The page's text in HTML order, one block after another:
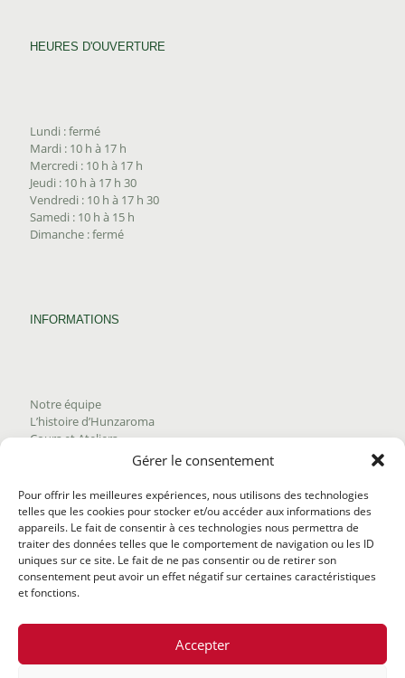
Gérer le consentement
Pour offrir les meilleures expériences, nous utilisons des technologies
telles que les cookies pour stocker et/ou accéder aux informations des
appareils. Le fait de consentir à ces technologies nous permettra de
traiter des données telles que le comportement de navigation ou les ID
uniques sur ce site. Le fait de ne pas consentir ou de retirer son
consentement peut avoir un effet négatif sur certaines caractéristiques
et fonctions.
Accepter
HEURES D'OUVERTURE
Lundi : fermé
Mardi : 10 h à 17 h
Mercredi : 10 h à 17 h
Jeudi : 10 h à 17 h 30
Vendredi : 10 h à 17 h 30
Samedi : 10 h à 15 h
Dimanche : fermé
INFORMATIONS
Notre équipe
L’histoire d’Hunzaroma
Cours et Ateliers
Trouver nos produits
Politique de frais d'envoi
Termes et conditions
Politique de remboursement